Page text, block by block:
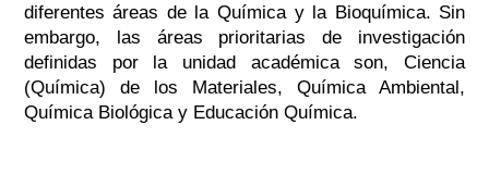
diferentes áreas de la Química y la Bioquímica. Sin
embargo, las áreas prioritarias de investigación
definidas por la unidad académica son, Ciencia
(Química) de los Materiales, Química Ambiental,
Química Biológica y Educación Química.